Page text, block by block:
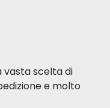
scelta di
e molto